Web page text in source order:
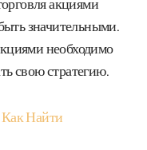
значительными.
необходимо
свою стратегию.
Найти